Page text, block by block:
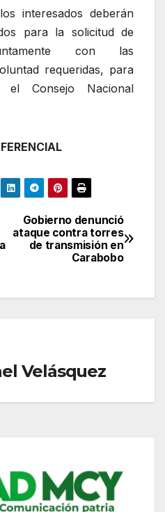
interesados deberán
para la solicitud de
con las
requeridas, para
Consejo Nacional
Gobierno denunció
ataque contra torres
de transmisión en
Carabobo
Velásquez